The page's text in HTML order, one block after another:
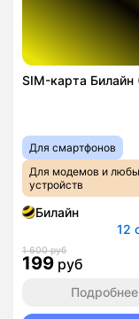
SIM-карта Билайн
Для смартфонов
Для модемов и
устройств
Билайн
12
1 600 руб
199 руб
Подробнее